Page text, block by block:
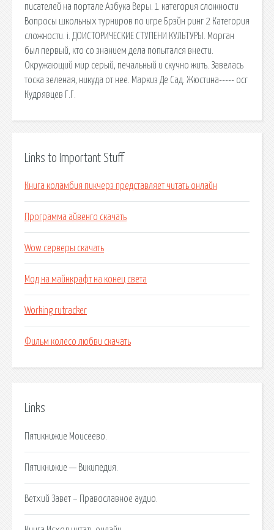
писателей на портале Азбука Веры. 1 категория сложности
Вопросы школьных турниров по игре Брэйн ринг 2 Категория
сложности. i. ДОИСТОРИЧЕСКИЕ СТУПЕНИ КУЛЬТУРЫ. Морган
был первый, кто со знанием дела попытался внести.
Окружающий мир серый, печальный и скучно жить. Завелась
тоска зеленая, никуда от нее. Маркиз Де Сад. Жюстина----- ocr
Кудрявцев Г.Г.
Links to Important Stuff
Книга коламбия пикчерз представляет читать онлайн
Программа айвенго скачать
Wow серверы скачать
Мод на майнкрафт на конец света
Working rutracker
Фильм колесо любви скачать
Links
Пятикнижие Моисеево.
Пятикнижие — Википедия.
Ветхий Завет – Православное аудио.